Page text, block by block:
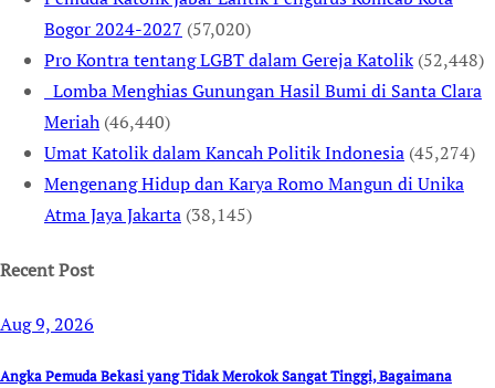
Bogor 2024-2027 (57,020)
Pro Kontra tentang LGBT dalam Gereja Katolik (52,448)
Lomba Menghias Gunungan Hasil Bumi di Santa Clara
Meriah (46,440)
Umat Katolik dalam Kancah Politik Indonesia (45,274)
Mengenang Hidup dan Karya Romo Mangun di Unika
Atma Jaya Jakarta (38,145)
Recent Post
Aug 9, 2026
Angka Pemuda Bekasi yang Tidak Merokok Sangat Tinggi, Bagaimana